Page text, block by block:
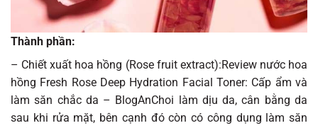
Thành phần:
– Chiết xuất hoa hồng (Rose fruit extract):Review nước hoa
hồng Fresh Rose Deep Hydration Facial Toner: Cấp ẩm và
làm săn chắc da – BlogAnChoi làm dịu da, cân bằng da
sau khi rửa mặt, bên cạnh đó còn có công dụng làm săn